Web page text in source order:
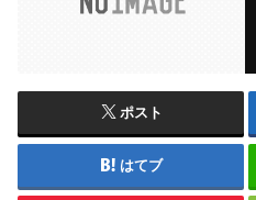
ポスト
はてブ